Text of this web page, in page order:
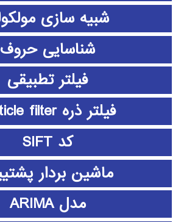
شبیه سازی
شناسایی حروف
فیلتر تطبیقی
فیلتر ذره particle filter
کد SIFT
ماشین بردار
مدل ARIMA